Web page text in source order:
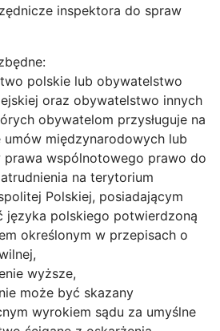
inspektora do spraw
polskie lub obywatelstwo
oraz obywatelstwo innych
obywatelom przysługuje na
umów międzynarodowych lub
prawa wspólnotowego prawo do
na terytorium
Polskiej, posiadającym
języka polskiego potwierdzoną
określonym w przepisach o
wyższe,
może być skazany
wyrokiem sądu za umyślne